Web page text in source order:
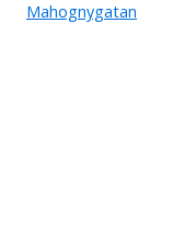
Mahognygatan